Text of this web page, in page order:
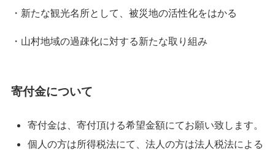
・新たな観光名所として、被災地の活性化をはかる
・山村地域の過疎化に対する新たな取り組み
寄付金について
寄付金は、寄付頂ける希望金額にてお願い致します。
個人の方は所得税法にて、法人の方は法人税法による